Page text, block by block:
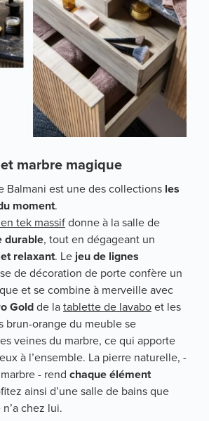
marbre magique
Balmani est une des collections les
moment.
tek massifdonne à la salle de
durable, tout en dégageant un
relaxant. Lejeu de lignes
de décoration de porte confère un
et se combine à merveille avec
Goldde latablette de lavaboet les
brun-orange du meuble se
veines du marbre, ce qui apporte
à l’ensemble. La pierre naturelle, -
- rend chaque élément
ainsi d’une salle de bains que
chez lui.